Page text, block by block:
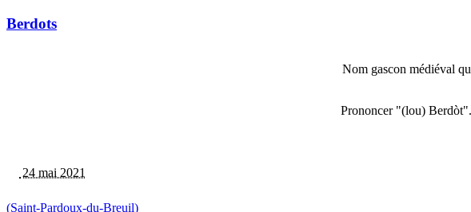
Berdots
Nom gascon médiéval
Prononcer "(lou)
24 mai 2021
(Saint-Pardoux-du-Breuil)